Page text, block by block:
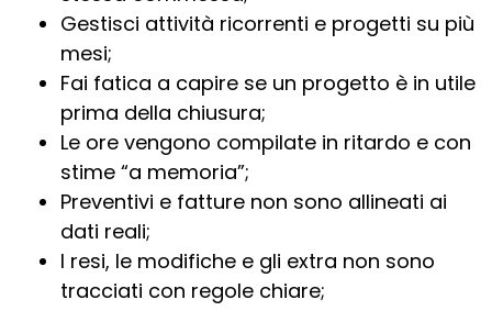
Gestisci attività ricorrenti e progetti su più
mesi;
Fai fatica a capire se un progetto è in utile
prima della chiusura;
Le ore vengono compilate in ritardo e con
stime “a memoria”;
Preventivi e fatture non sono allineati ai
dati reali;
I resi, le modifiche e gli extra non sono
tracciati con regole chiare;